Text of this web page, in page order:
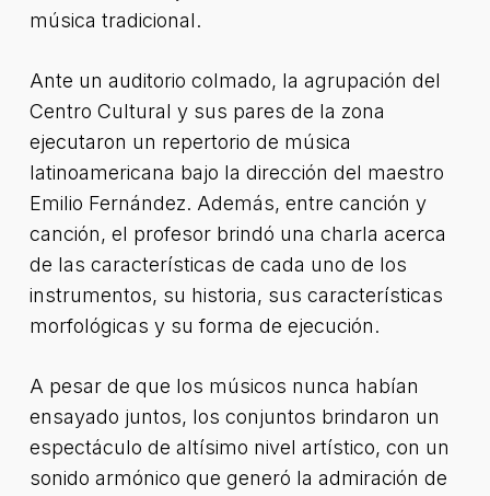
música tradicional.
Ante un auditorio colmado, la agrupación del
Centro Cultural y sus pares de la zona
ejecutaron un repertorio de música
latinoamericana bajo la dirección del maestro
Emilio Fernández. Además, entre canción y
canción, el profesor brindó una charla acerca
de las características de cada uno de los
instrumentos, su historia, sus características
morfológicas y su forma de ejecución.
A pesar de que los músicos nunca habían
ensayado juntos, los conjuntos brindaron un
espectáculo de altísimo nivel artístico, con un
sonido armónico que generó la admiración de